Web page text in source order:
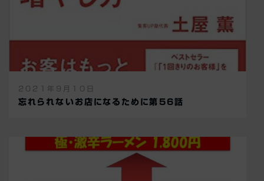
2021年9月10日
忘れられないお店になるために第56話